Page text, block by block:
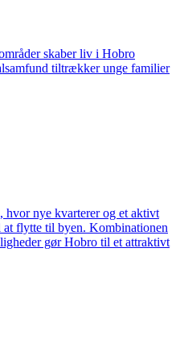
skaber liv i Hobro
tiltrækker unge familier
nye kvarterer og et aktivt
flytte til byen. Kombinationen
gør Hobro til et attraktivt